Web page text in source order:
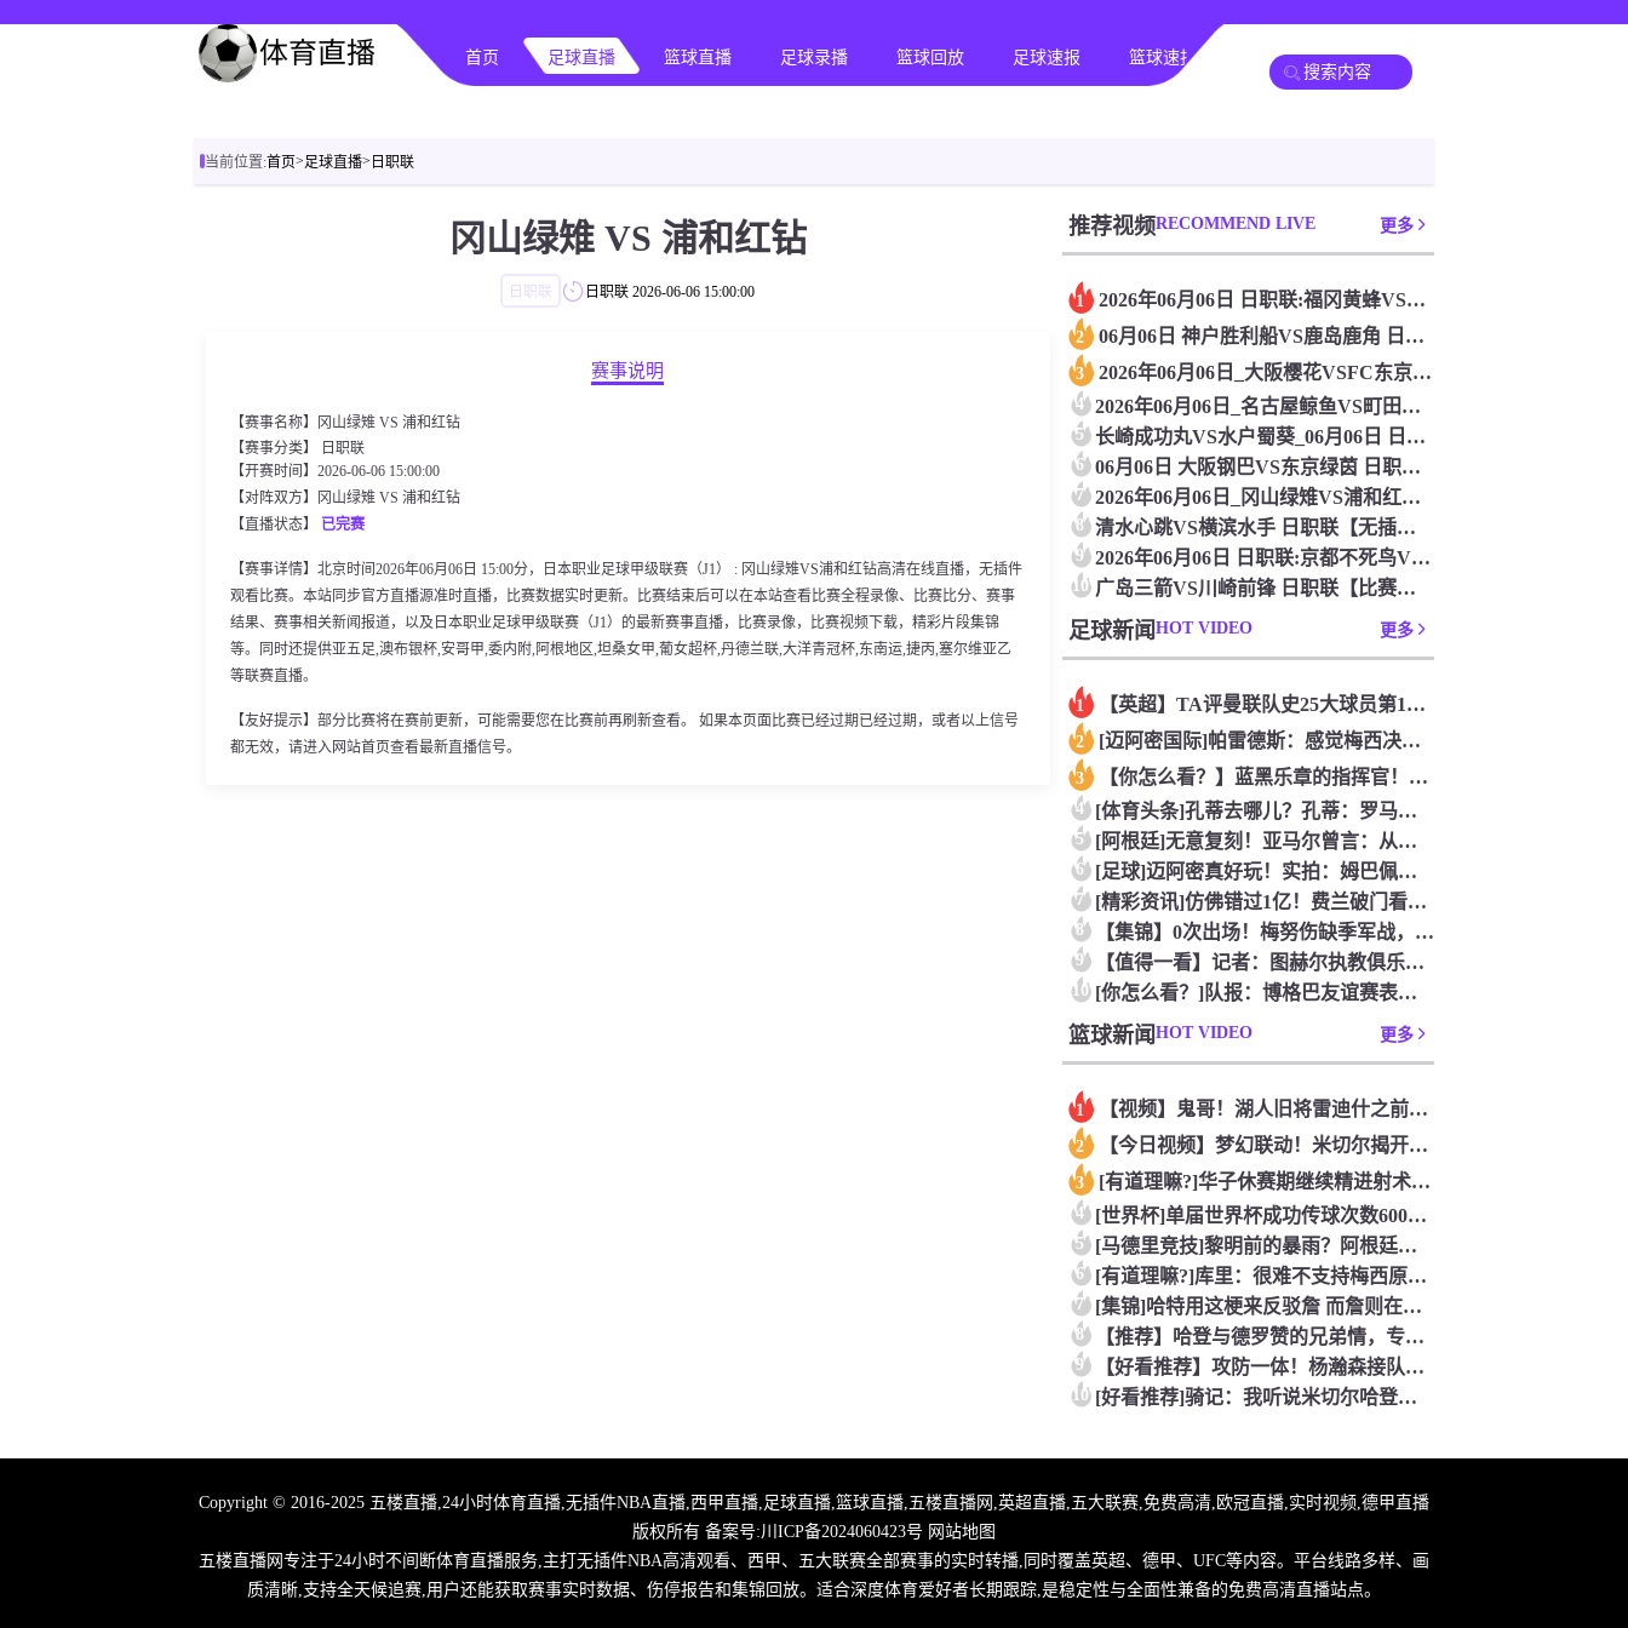
首页 足球直播 篮球直播 足球录播 篮球回放 足球速报 篮球速报 其他赛事
当前位置:首页>足球直播> 日职联
冈山绿雉 VS 浦和红钻
日职联 日职联 2026-06-06 15:00:00
赛事说明
【赛事名称】冈山绿雉 VS 浦和红钻
【赛事分类】
日职联
【开赛时间】2026-06-06 15:00:00
【对阵双方】冈山绿雉 VS 浦和红钻
【直播状态】 已完赛
【赛事详情】北京时间2026年06月06日 15:00分，日本职业足球甲级联赛（J1） : 冈山绿雉VS浦和红钻高清在线直播，无插件
观看比赛。本站同步官方直播源准时直播，比赛数据实时更新。比赛结束后可以在本站查看比赛全程录像、比赛比分、赛事
结果、赛事相关新闻报道，以及日本职业足球甲级联赛（J1）的最新赛事直播，比赛录像，比赛视频下载，精彩片段集锦
等。同时还提供亚五足,澳布银杯,安哥甲,委内附,阿根地区,坦桑女甲,葡女超杯,丹德兰联,大洋青冠杯,东南运,捷丙,塞尔维亚乙
等联赛直播。
【友好提示】部分比赛将在赛前更新，可能需要您在比赛前再刷新查看。 如果本页面比赛已经过期已经过期，或者以上信号
都无效，请进入网站首页查看最新直播信号。
推荐视频RECOMMEND LIVE 更多
1 2026年06月06日 日职联:福冈黄蜂VS千叶市原_在线观
2 06月06日 神户胜利船VS鹿岛鹿角 日职联 免费直播
3 2026年06月06日_大阪樱花VSFC东京 日职联直播 在
4 2026年06月06日_名古屋鲸鱼VS町田泽维亚 日职联直播
5 长崎成功丸VS水户蜀葵_06月06日 日职联在线观看比赛
6 06月06日 大阪钢巴VS东京绿茵 日职联 免费直播
7 2026年06月06日_冈山绿雉VS浦和红钻 日职联直播 高
8 清水心跳VS横滨水手 日职联【无插件直播】_2026年06月
9 2026年06月06日 日职联:京都不死鸟VS柏太阳神_无插
10 广岛三箭VS川崎前锋 日职联【比赛直播】_2026年06月0
足球新闻 HOT VIDEO 更多
1 【英超】TA评曼联队史25大球员第12：“巴斯比宝贝”的绝佳
2 [迈阿密国际]帕雷德斯：感觉梅西决定了决赛是国家队最后一战，
3 【你怎么看？】蓝黑乐章的指挥官！优雅的波兰中场节拍器！
4 [体育头条]孔蒂去哪儿？孔蒂：罗马诺你小子给我管住嘴哈！
5 [阿根廷]无意复刻！亚马尔曾言：从没想过成为梅西，也不会穿他
6 [足球]迈阿密真好玩！实拍：姆巴佩和女友被路人拍到在夜店狂欢
7 [精彩资讯]仿佛错过1亿！费兰破门看台的西班牙传奇欢呼，拉莫
8 【集锦】0次出场！梅努伤缺季军战，整届1分钟没踢无缘世界杯首
9 【值得一看】记者：图赫尔执教俱乐部是淘汰赛专家，但在真正压力
10 [你怎么看？]队报：博格巴友谊赛表现不错 戈洛文可能加盟沙特
篮球新闻 HOT VIDEO 更多
1 【视频】鬼哥！湖人旧将雷迪什之前在立陶宛联赛大杀四方
2 【今日视频】梦幻联动！米切尔揭开安东内利的名字贴纸！
3 [有道理嘛?]华子休赛期继续精进射术！5个点位接球三分全部命
4 [世界杯]单届世界杯成功传球次数600+球员：罗德里本届75
5 [马德里竞技]黎明前的暴雨？阿根廷世界杯决赛前最后一堂训练课
6 [有道理嘛?]库里：很难不支持梅西原来库里也是梅西球迷！
7 [集锦]哈特用这梗来反驳詹 而詹则在开玩笑地强调0比3和1比
8 【推荐】哈登与德罗赞的兄弟情，专属硬汉的温情
9 【好看推荐】攻防一体！杨瀚森接队友传球双手大力灌篮&防守端再
10 [好看推荐]骑记：我听说米切尔哈登和詹姆斯保持联系 但招募不
Copyright © 2016-2025 五楼直播,24小时体育直播,无插件NBA直播,西甲直播,足球直播,篮球直播,五楼直播网,英超直播,五大联赛,免费高清,欧冠直播,实时视频,德甲直播
版权所有 备案号:川ICP备2024060423号 网站地图
五楼直播网专注于24小时不间断体育直播服务,主打无插件NBA高清观看、西甲、五大联赛全部赛事的实时转播,同时覆盖英超、德甲、UFC等内容。平台线路多样、画
质清晰,支持全天候追赛,用户还能获取赛事实时数据、伤停报告和集锦回放。适合深度体育爱好者长期跟踪,是稳定性与全面性兼备的免费高清直播站点。